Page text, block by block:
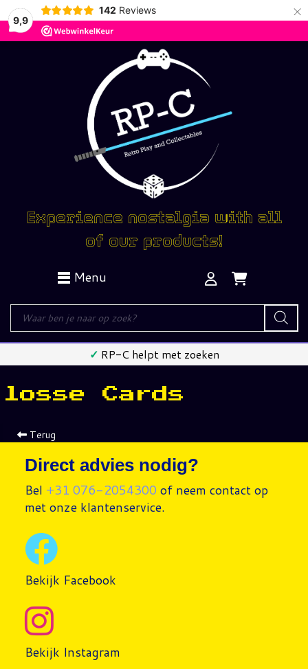
9,9
142 Reviews ×
Experience nostalgia with all
of our products!
Menu
Producten
zoeken
✓ RP-C helpt met zoeken
losse Cards
Terug
Direct advies nodig?
Bel +31 076-2054300 of neem contact op
met onze klantenservice.
Bekijk Facebook
Bekijk Instagram